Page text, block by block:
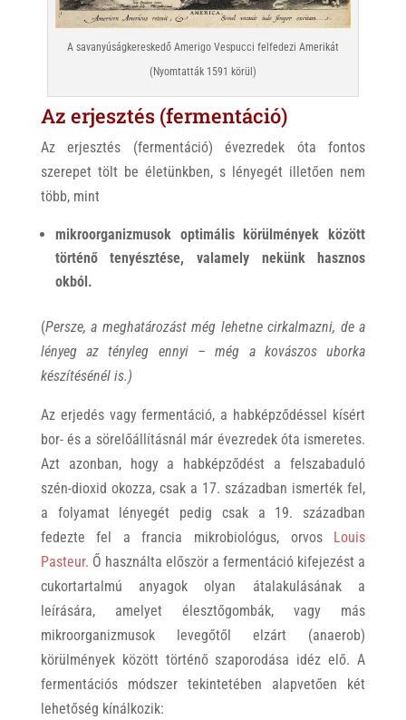
A savanyúságkereskedő Amerigo Vespucci felfedezi Amerikát
(Nyomtatták 1591 körül)
Az erjesztés (fermentáció)
Az erjesztés (fermentáció) évezredek óta fontos
szerepet tölt be életünkben, s lényegét illetően nem
több, mint
mikroorganizmusok optimális körülmények között
történő tenyésztése, valamely nekünk hasznos
okból.
(Persze, a meghatározást még lehetne cirkalmazni, de a
lényeg az tényleg ennyi – még a kovászos uborka
készítésénél is.)
Az erjedés vagy fermentáció, a habképződéssel kísért
bor- és a sörelőállításnál már évezredek óta ismeretes.
Azt azonban, hogy a habképződést a felszabaduló
szén-dioxid okozza, csak a 17. században ismerték fel,
a folyamat lényegét pedig csak a 19. században
fedezte fel a francia mikrobiológus, orvos Louis
Pasteur. Ő használta először a fermentáció kifejezést a
cukortartalmú anyagok olyan átalakulásának a
leírására, amelyet élesztőgombák, vagy más
mikroorganizmusok levegőtől elzárt (anaerob)
körülmények között történő szaporodása idéz elő. A
fermentációs módszer tekintetében alapvetően két
lehetőség kínálkozik: